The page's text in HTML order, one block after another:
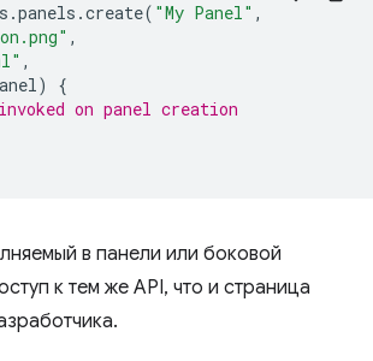
.panels .create( "My Panel" ,
,
,
)
{
on panel creation
в панели или боковой
к тем же API, что и страница